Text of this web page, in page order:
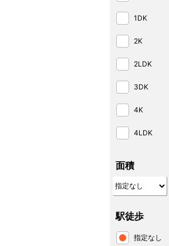
1DK
2K
2LDK
3DK
4K
4LDK
面積
駅徒歩
指定なし